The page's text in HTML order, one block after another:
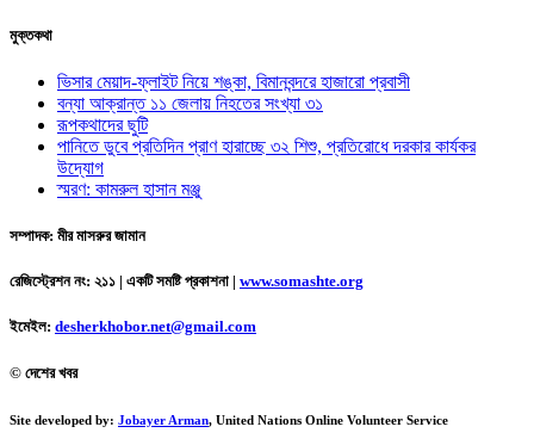
মুক্তকথা
ভিসার মেয়াদ-ফ্লাইট নিয়ে শঙ্কা, বিমানবন্দরে হাজারো প্রবাসী
বন্যা আক্রান্ত ১১ জেলায় নিহতের সংখ্যা ৩১
রূপকথাদের ছুটি
পানিতে ডুবে প্রতিদিন প্রাণ হারাচ্ছে ৩২ শিশু, প্রতিরোধে দরকার কার্যকর
উদ্যোগ
স্মরণ: কামরুল হাসান মঞ্জু
সম্পাদক: মীর মাসরুর জামান
রেজিস্ট্রেশন নং: ২১১ | একটি সমষ্টি প্রকাশনা | www.somashte.org
ইমেইল: desherkhobor.net@gmail.com
© দেশের খবর
Site developed by: Jobayer Arman, United Nations Online Volunteer Service